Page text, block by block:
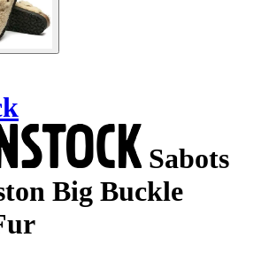
Sabots
Big Buckle